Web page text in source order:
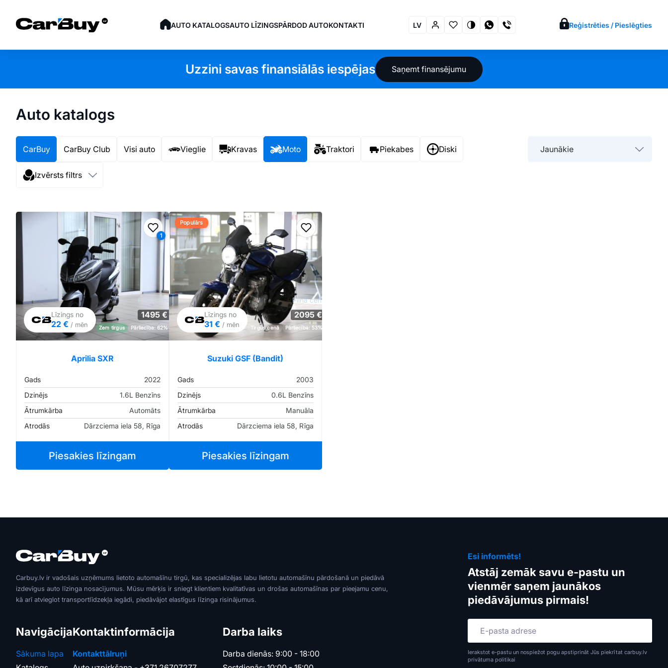
AUTO KATALOGSAUTO LĪZINGSPĀRDOD AUTOKONTAKTI LV Reģistrēties / Pieslēgties
Uzzini savas finansiālās iespējas Saņemt finansējumu
Auto katalogs
Jaunākie
CarBuy CarBuy Club Visi auto Vieglie Kravas Moto Traktori Piekabes Diski
Izvērsts filtrs
1
Pievienot favorītiem
Līzings no
22 € / mēn
Pilna cena
1495 €
Zem tirgus Pārliecība: 62%
Aprilia SXR
Gads
2022
Dzinējs
1.6L Benzīns
Ātrumkārba
Automāts
Atrodās
Dārzciema iela 58, Rīga
Piesakies līzingam
Pievienot favorītiem
Populārs
Līzings no
31 € / mēn
Pilna cena
2095 €
Tirgus cenā Pārliecība: 53%
Suzuki GSF (Bandit)
Gads
2003
Dzinējs
0.6L Benzīns
Ātrumkārba
Manuāla
Atrodās
Dārzciema iela 58, Rīga
Piesakies līzingam
Carbuy.lv ir vadošais uzņēmums lietoto automašīnu tirgū, kas specializējas labu lietotu automašīnu pārdošanā un piedāvā
izdevīgus auto līzinga nosacījumus. Mūsu mērķis ir sniegt klientiem kvalitatīvas un drošas automašīnas par pieejamu cenu,
kā arī atvieglot transportlīdzekļa iegādi, piedāvājot elastīgus līzinga risinājumus.
Navigācija
Sākuma lapa
Kontaktinformācija
Kontakttālruņi
Darba laiks
Darba dienās: 9:00 - 18:00
Esi informēts!
Atstāj zemāk savu e-pastu un
vienmēr saņem jaunākos
piedāvājumus pirmais!
Ierakstot e-pastu un nospiežot pogu apstiprināt Jūs piekrītat carbuy.lv
privātuma politikai